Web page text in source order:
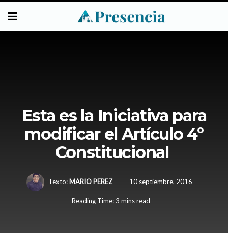
Esta es la Iniciativa para
modificar el Artículo 4º
Constitucional
Texto: MARIO PEREZ 10 septiembre, 2016
Reading Time: 3 mins read